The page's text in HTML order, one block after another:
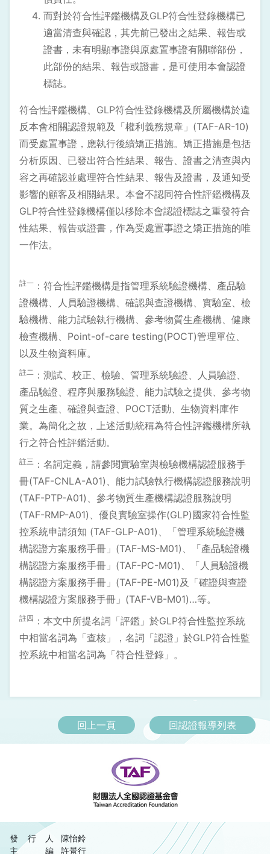
而對於符合性評鑑機構及GLP符合性登錄機構已
適當清查與確認，其先前已發出之結果、報告或
證書，未有明顯事證與原處置事證有關聯部份，
此部份的結果、報告或證書，是可使用本會認證
標誌。
符合性評鑑機構、GLP符合性登錄機構及所屬機構於違
反本會相關認證規範及「權利義務規章」(TAF-AR-10)
而受處置事證，應執行後續矯正措施。矯正措施是包括
分析原因、已發出符合性結果、報告、證書之清查與內
容之再確認並處理符合性結果、報告及證書，及通知受
影響的顧客及相關結果。本會不認同符合性評鑑機構及
GLP符合性登錄機構僅以移除本會認證標誌之重發符合
性結果、報告或證書，作為受處置事證之矯正措施的唯
一作法。
註一 ：符合性評鑑機構是指管理系統驗證機構、產品驗
證機構、人員驗證機構、確認與查證機構、實驗室、檢
驗機構、能力試驗執行機構、參考物質生產機構、健康
檢查機構、Point-of-care testing(POCT)管理單位、
以及生物資料庫。
註二 ：測試、校正、檢驗、管理系統驗證、人員驗證、
產品驗證、程序與服務驗證、能力試驗之提供、參考物
質之生產、確證與查證、POCT活動、生物資料庫作
業。為簡化之故，上述活動統稱為符合性評鑑機構所執
行之符合性評鑑活動。
註三 ：名詞定義，請參閱實驗室與檢驗機構認證服務手
冊(TAF-CNLA-A01)、能力試驗執行機構認證服務說明
(TAF-PTP-A01)、參考物質生產機構認證服務說明
(TAF-RMP-A01)、優良實驗室操作(GLP)國家符合性監
控系統申請須知 (TAF-GLP-A01)、「管理系統驗證機
構認證方案服務手冊」(TAF-MS-M01)、「產品驗證機
構認證方案服務手冊」(TAF-PC-M01)、「人員驗證機
構認證方案服務手冊」(TAF-PE-M01)及「確證與查證
機構認證方案服務手冊」(TAF-VB-M01)…等。
註四 ：本文中所提名詞「評鑑」於GLP符合性監控系統
中相當名詞為「查核」，名詞「認證」於GLP符合性監
控系統中相當名詞為「符合性登錄」。
回認證報導列表
回上一頁
發行人
陳怡鈴
主編
許景行